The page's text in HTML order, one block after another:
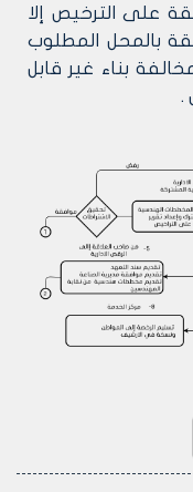
على الترخيص إلا
بالمحل المطلوب
بناء غير قابل
.